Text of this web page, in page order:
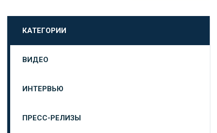
КАТЕГОРИИ
ВИДЕО
ИНТЕРВЬЮ
ПРЕСС-РЕЛИЗЫ